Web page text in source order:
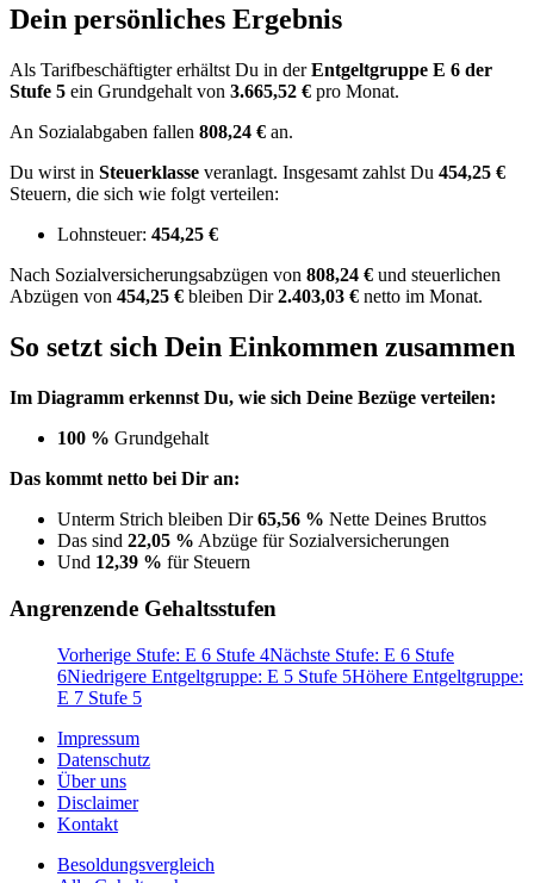
Dein persönliches Ergebnis
Als Tarifbeschäftigter erhältst Du in derEntgeltgruppe E 6 der
Stufe 5 ein Grundgehalt von 3.665,52 € pro Monat.
An Sozialabgaben fallen 808,24 € an.
Du wirst in Steuerklasse veranlagt. Insgesamt zahlst Du 454,25 €
Steuern, die sich wie folgt verteilen:
Lohnsteuer: 454,25 €
Nach Sozialversicherungsabzügen von 808,24 € und steuerlichen
Abzügen von 454,25 € bleiben Dir2.403,03 € netto im Monat.
So setzt sich Dein Einkommen zusammen
Im Diagramm erkennst Du, wie sich Deine Bezüge verteilen:
100 % Grundgehalt
Das kommt netto bei Dir an:
Unterm Strich bleiben Dir65,56 % Nette Deines Bruttos
Das sind 22,05 % Abzüge für Sozialversicherungen
Und 12,39 % für Steuern
Angrenzende Gehaltsstufen
Vorherige Stufe: E 6 Stufe 4Nächste Stufe: E 6 Stufe
6Niedrigere Entgeltgruppe: E 5 Stufe 5Höhere Entgeltgruppe:
E 7 Stufe 5
Impressum
Datenschutz
Über uns
Disclaimer
Kontakt
Besoldungsvergleich